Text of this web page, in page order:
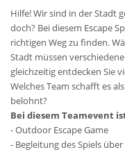
Hilfe! Wir sind in der Stadt
doch? Bei diesem Escape
richtigen Weg zu finden.
Stadt müssen
gleichzeitig entdecken Sie
Welches Team schafft es
belohnt?
Bei diesem Teamevent
- Outdoor Escape Game
- Begleitung des Spiels